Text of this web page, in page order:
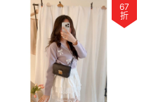
67
折